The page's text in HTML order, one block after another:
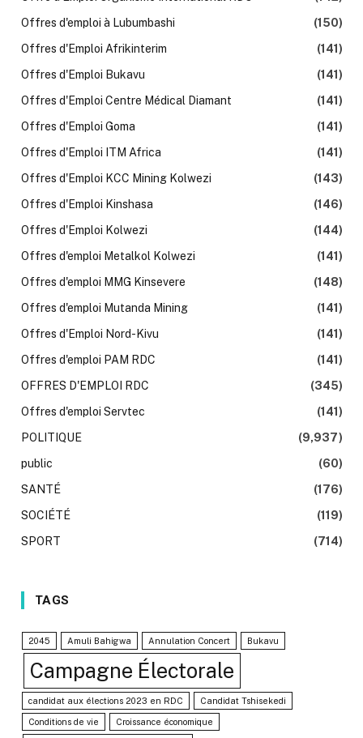
Offres d'emploi à Lubumbashi
(150)
Offres d'Emploi Afrikinterim
(141)
Offres d'Emploi Bukavu
(141)
Offres d'Emploi Centre Médical Diamant
(141)
Offres d'Emploi Goma
(141)
Offres d'Emploi ITM Africa
(141)
Offres d'Emploi KCC Mining Kolwezi
(143)
Offres d'Emploi Kinshasa
(146)
Offres d'Emploi Kolwezi
(144)
Offres d'emploi Metalkol Kolwezi
(141)
Offres d'emploi MMG Kinsevere
(148)
Offres d'emploi Mutanda Mining
(141)
Offres d'Emploi Nord-Kivu
(141)
Offres d'emploi PAM RDC
(141)
OFFRES D'EMPLOI RDC
(345)
Offres d'emploi Servtec
(141)
POLITIQUE
(9,937)
public
(60)
SANTÉ
(176)
SOCIÉTÉ
(119)
SPORT
(714)
TAGS
2045 Amuli Bahigwa Annulation Concert Bukavu
Campagne Électorale
candidat aux élections 2023 en RDC Candidat Tshisekedi
Conditions de vie Croissance économique